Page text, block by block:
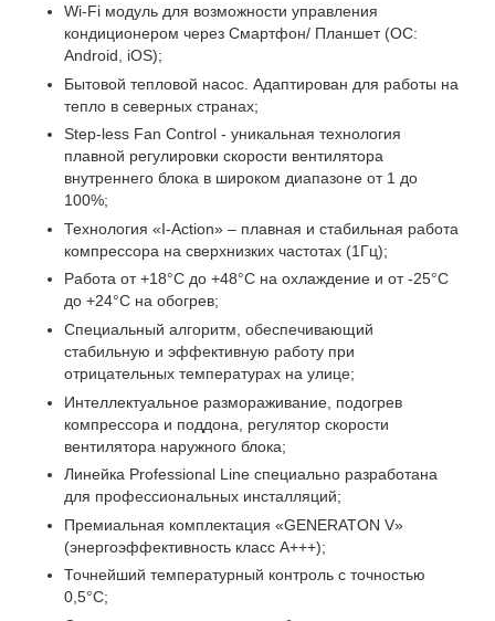
Wi-Fi модуль для возможности управления
кондиционером через Смартфон/ Планшет (ОС:
Android, iOS);
Бытовой тепловой насос. Адаптирован для работы на
тепло в северных странах;
Step-less Fan Control - уникальная технология
плавной регулировки скорости вентилятора
внутреннего блока в широком диапазоне от 1 до
100%;
Технология «I-Action» – плавная и стабильная работа
компрессора на сверхнизких частотах (1Гц);
Работа от +18°C до +48°C на охлаждение и от -25°C
до +24°C на обогрев;
Специальный алгоритм, обеспечивающий
стабильную и эффективную работу при
отрицательных температурах на улице;
Интеллектуальное размораживание, подогрев
компрессора и поддона, регулятор скорости
вентилятора наружного блока;
Линейка Professional Line специально разработана
для профессиональных инсталляций;
Премиальная комплектация «GENERATON V»
(энергоэффективность класс А+++);
Точнейший температурный контроль с точностью
0,5°C;